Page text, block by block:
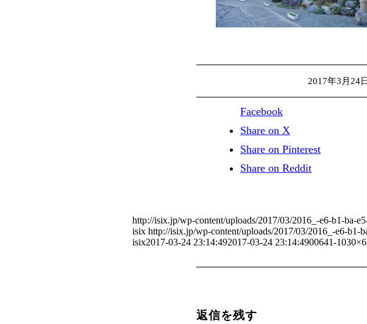
2017年3月24日
/
Facebook
Share on X
Share on Pinterest
Share on Reddit
http://isix.jp/wp-content/uploads/2017/03/2016_-e6-b1-ba-
isix http://isix.jp/wp-content/uploads/2017/03/2016_-e6-b1-
isix2017-03-24 23:14:492017-03-24 23:14:4900641-
返信を残す